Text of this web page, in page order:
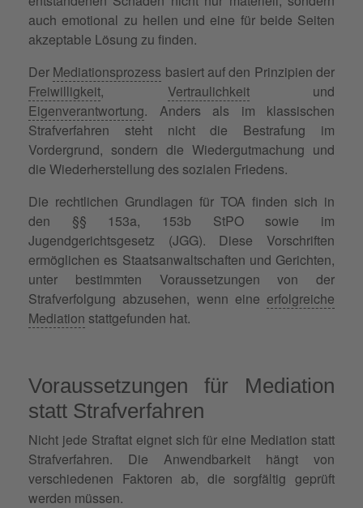
auch emotional zu heilen und eine für beide Seiten
akzeptable Lösung zu finden.
Der Mediationsprozess basiert auf den Prinzipien der
Freiwilligkeit, Vertraulichkeitund
Eigenverantwortung. Anders als im klassischen
Strafverfahren steht nicht die Bestrafung im
Vordergrund, sondern die Wiedergutmachung und
die Wiederherstellung des sozialen Friedens.
Die rechtlichen Grundlagen für TOA finden sich in
den §§ 153a, 153b StPO sowie im
Jugendgerichtsgesetz (JGG). Diese Vorschriften
ermöglichen es Staatsanwaltschaften und Gerichten,
unter bestimmten Voraussetzungen von der
Strafverfolgung abzusehen, wenn eine erfolgreiche
Mediation stattgefunden hat.
Voraussetzungen für Mediation
statt Strafverfahren
Nicht jede Straftat eignet sich für eine Mediation statt
Strafverfahren. Die Anwendbarkeit hängt von
verschiedenen Faktoren ab, die sorgfältig geprüft
werden müssen.